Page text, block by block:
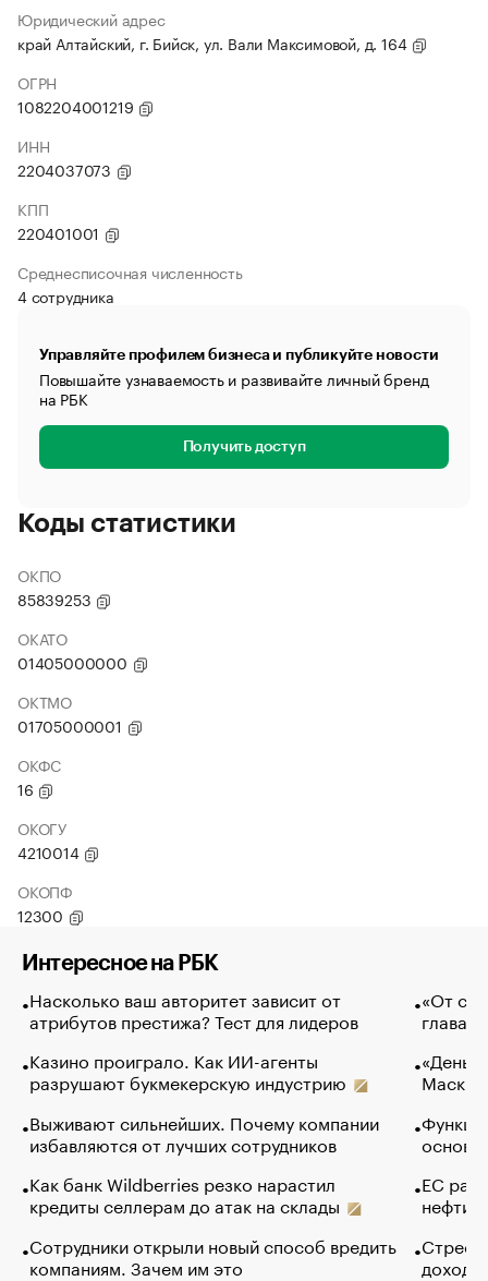
Юридический адрес
край Алтайский, г. Бийск, ул. Вали Максимовой, д. 164
ОГРН
1082204001219
ИНН
2204037073
КПП
220401001
Среднесписочная численность
4 сотрудника
Управляйте профилем бизнеса и публикуйте новости
Повышайте узнаваемость и развивайте личный бренд
на РБК
Получить доступ
Коды статистики
ОКПО
85839253
ОКАТО
01405000000
ОКТМО
01705000001
ОКФС
16
ОКОГУ
4210014
ОКОПФ
12300
Интересное на РБК
Насколько ваш авторитет зависит от
атрибутов престижа? Тест для лидеров
Казино проиграло. Как ИИ-агенты
разрушают букмекерскую индустрию
Выживают сильнейших. Почему компании
избавляются от лучших сотрудников
Как банк Wildberries резко нарастил
кредиты селлерам до атак на склады
Сотрудники открыли новый способ вредить
компаниям. Зачем им это
«От
глава
Маск в
основ
ЕС
нефти